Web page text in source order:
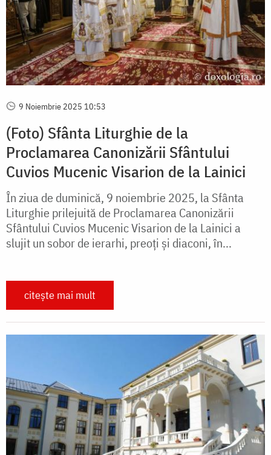
9 Noiembrie 2025 10:53
(Foto) Sfânta Liturghie de la
Proclamarea Canonizării Sfântului
Cuvios Mucenic Visarion de la Lainici
În ziua de duminică, 9 noiembrie 2025, la Sfânta
Liturghie prilejuită de Proclamarea Canonizării
Sfântului Cuvios Mucenic Visarion de la Lainici a
slujit un sobor de ierarhi, preoți și diaconi, în...
citește mai mult